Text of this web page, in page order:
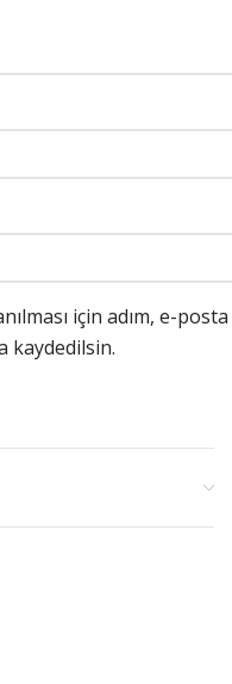
için adım, e-posta
kaydedilsin.